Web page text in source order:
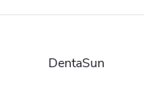
DentaSun